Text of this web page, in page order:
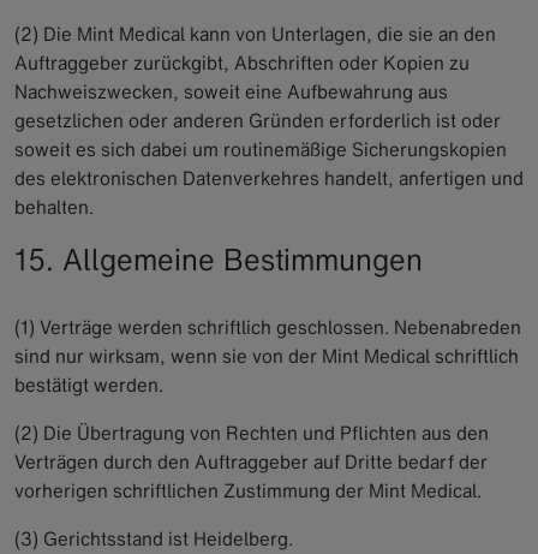
(2) Die Mint Medical kann von Unterlagen, die sie an den
Auftraggeber zurückgibt, Abschriften oder Kopien zu
Nachweiszwecken, soweit eine Aufbewahrung aus
gesetzlichen oder anderen Gründen erforderlich ist oder
soweit es sich dabei um routinemäßige Sicherungskopien
des elektronischen Datenverkehres handelt, anfertigen und
behalten.
15. Allgemeine Bestimmungen
(1) Verträge werden schriftlich geschlossen. Nebenabreden
sind nur wirksam, wenn sie von der Mint Medical schriftlich
bestätigt werden.
(2) Die Übertragung von Rechten und Pflichten aus den
Verträgen durch den Auftraggeber auf Dritte bedarf der
vorherigen schriftlichen Zustimmung der Mint Medical.
(3) Gerichtsstand ist Heidelberg.